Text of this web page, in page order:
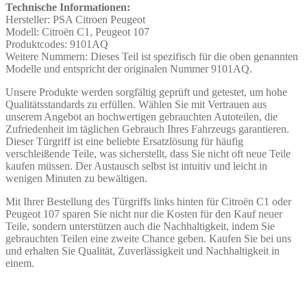
Technische Informationen:
Hersteller: PSA Citroen Peugeot
Modell: Citroën C1, Peugeot 107
Produktcodes: 9101AQ
Weitere Nummern: Dieses Teil ist spezifisch für die oben genannten
Modelle und entspricht der originalen Nummer 9101AQ.
Unsere Produkte werden sorgfältig geprüft und getestet, um hohe
Qualitätsstandards zu erfüllen. Wählen Sie mit Vertrauen aus
unserem Angebot an hochwertigen gebrauchten Autoteilen, die
Zufriedenheit im täglichen Gebrauch Ihres Fahrzeugs garantieren.
Dieser Türgriff ist eine beliebte Ersatzlösung für häufig
verschleißende Teile, was sicherstellt, dass Sie nicht oft neue Teile
kaufen müssen. Der Austausch selbst ist intuitiv und leicht in
wenigen Minuten zu bewältigen.
Mit Ihrer Bestellung des Türgriffs links hinten für Citroën C1 oder
Peugeot 107 sparen Sie nicht nur die Kosten für den Kauf neuer
Teile, sondern unterstützen auch die Nachhaltigkeit, indem Sie
gebrauchten Teilen eine zweite Chance geben. Kaufen Sie bei uns
und erhalten Sie Qualität, Zuverlässigkeit und Nachhaltigkeit in
einem.